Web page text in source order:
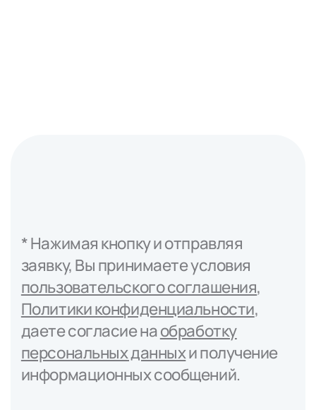
* Нажимая кнопку и отправляя
заявку, Вы принимаете условия
пользовательского соглашения,
Политики конфиденциальности,
даете согласие наобработку
персональных данныхи получение
информационных сообщений.